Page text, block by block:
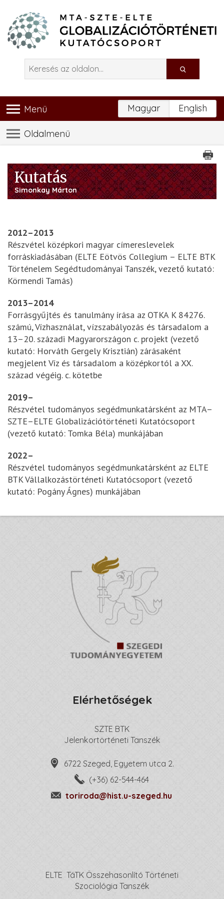
Magyar English
Menü
Oldalmenü
Kutatás
Simonkay Márton
2012–2013
Részvétel középkori magyar címereslevelek
forráskiadásában (ELTE Eötvös Collegium – ELTE BTK
Történelem Segédtudományai Tanszék, vezető kutató:
Körmendi Tamás)
2013–2014
Forrásgyűjtés és tanulmány írása az OTKA K 84276.
számú, Vízhasználat, vízszabályozás és társadalom a
13–20. századi Magyarországon c. projekt (vezető
kutató: Horváth Gergely Krisztián) zárásaként
megjelent Víz és társadalom a középkortól a XX.
század végéig. c. kötetbe
2019–
Részvétel tudományos segédmunkatársként az MTA–
SZTE–ELTE Globalizációtörténeti Kutatócsoport
(vezető kutató: Tomka Béla) munkájában
2022–
Részvétel tudományos segédmunkatársként az ELTE
BTK Vállalkozástörténeti Kutatócsoport (vezető
kutató: Pogány Ágnes) munkájában
Elérhetőségek
SZTE BTK
Jelenkortörténeti Tanszék
6722 Szeged, Egyetem utca 2.
(+36) 62-544-464
toriroda@hist.u-szeged.hu
ELTE TáTK Összehasonlító Történeti
Szociológia Tanszék